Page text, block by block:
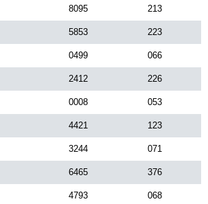
8095 213
5853 223
0499 066
2412 226
0008 053
4421 123
3244 071
6465 376
4793 068